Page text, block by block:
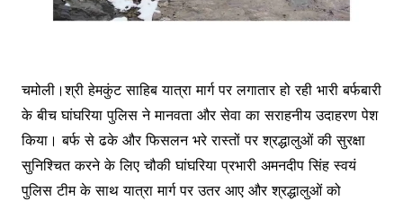
चमोली।श्री हेमकुंट साहिब यात्रा मार्ग पर लगातार हो रही भारी बर्फबारी
के बीच घांघरिया पुलिस ने मानवता और सेवा का सराहनीय उदाहरण पेश
किया। बर्फ से ढके और फिसलन भरे रास्तों पर श्रद्धालुओं की सुरक्षा
सुनिश्चित करने के लिए चौकी घांघरिया प्रभारी अमनदीप सिंह स्वयं
पुलिस टीम के साथ यात्रा मार्ग पर उतर आए और श्रद्धालुओं को